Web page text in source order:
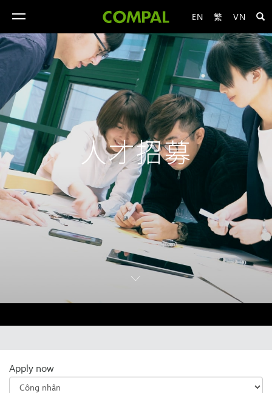
toggle
EN 繁 VN
人才招募
Apply now